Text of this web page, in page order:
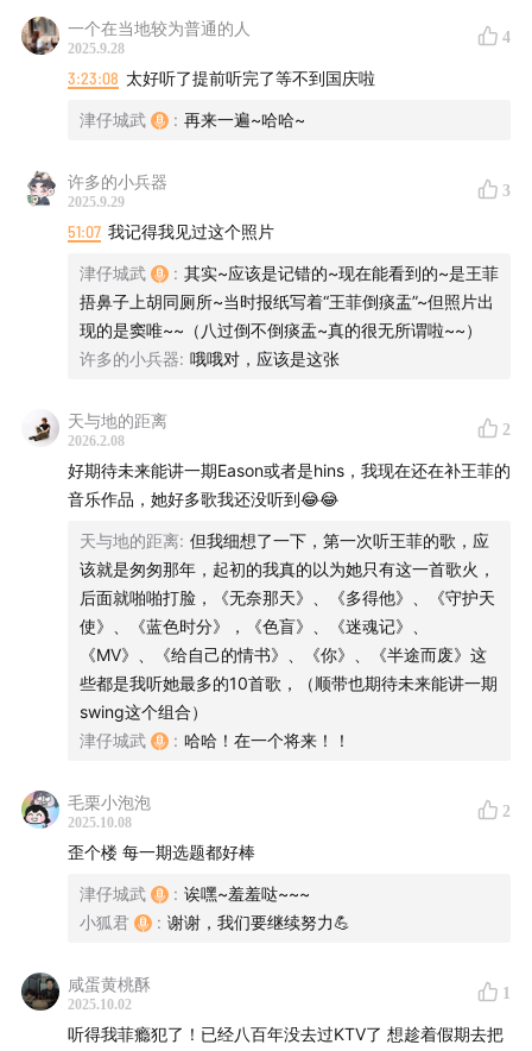
【港乐天后】相关单集：
56.港女天后风华录①：从夜总会到春晚，香江初代真“浪
姐”！feat.徐小兔
61.梅艳芳悖论：最飒的江湖大姐，最痛的女人花 | 港女天
后风华录②
66.毕业季必听《千千阙歌》与《人生何处不相逢》背后的
67.费翔的初恋，贾樟柯的时代回响，她在港乐江湖潇洒走
一回！| 港女天后风华录④
81.林忆莲：永不停止的歌者，唱尽痴情却活成铿锵玫瑰 |
⏰时间轴:
一个在当地较为普通的人
2025.9.28
4
3:23:08 太好听了提前听完了等不到国庆啦
津仔城武 : 再来一遍~哈哈~
许多的小兵器
2025.9.29
3
51:07 我记得我见过这个照片
津仔城武 : 其实~应该是记错的~现在能看到的~是王菲
捂鼻子上胡同厕所~当时报纸写着“王菲倒痰盂”~但照片出
现的是窦唯~~（八过倒不倒痰盂~真的很无所谓啦~~）
许多的小兵器: 哦哦对，应该是这张
天与地的距离
2026.2.08
2
好期待未来能讲一期Eason或者是hins，我现在还在补王菲的
音乐作品，她好多歌我还没听到😂😂
天与地的距离: 但我细想了一下，第一次听王菲的歌，应
该就是匆匆那年，起初的我真的以为她只有这一首歌火，
后面就啪啪打脸，《无奈那天》、《多得他》、《守护天
使》、《蓝色时分》，《色盲》、《迷魂记》、
《MV》、《给自己的情书》、《你》、《半途而废》这
些都是我听她最多的10首歌，（顺带也期待未来能讲一期
swing这个组合）
津仔城武
: 哈哈！在一个将来！！
毛栗小泡泡
2025.10.08
2
歪个楼 每一期选题都好棒
津仔城武 : 诶嘿~羞羞哒~~~
小狐君
: 谢谢，我们要继续努力💪
咸蛋黄桃酥
2025.10.02
1
听得我菲瘾犯了！已经八百年没去过KTV了 想趁着假期去把